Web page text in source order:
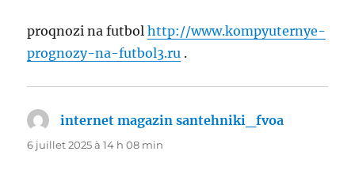
proqnozi na futbolhttp://www.kompyuternye-
prognozy-na-futbol3.ru .
internet magazin santehniki_fvoa
6 juillet 2025 à 14 h 08 min